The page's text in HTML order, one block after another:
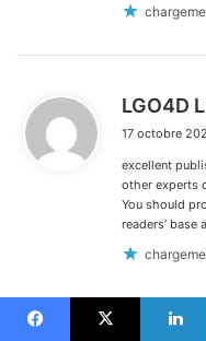
LGO4D
17 octobre
excellent
other experts
You should
readers’ base